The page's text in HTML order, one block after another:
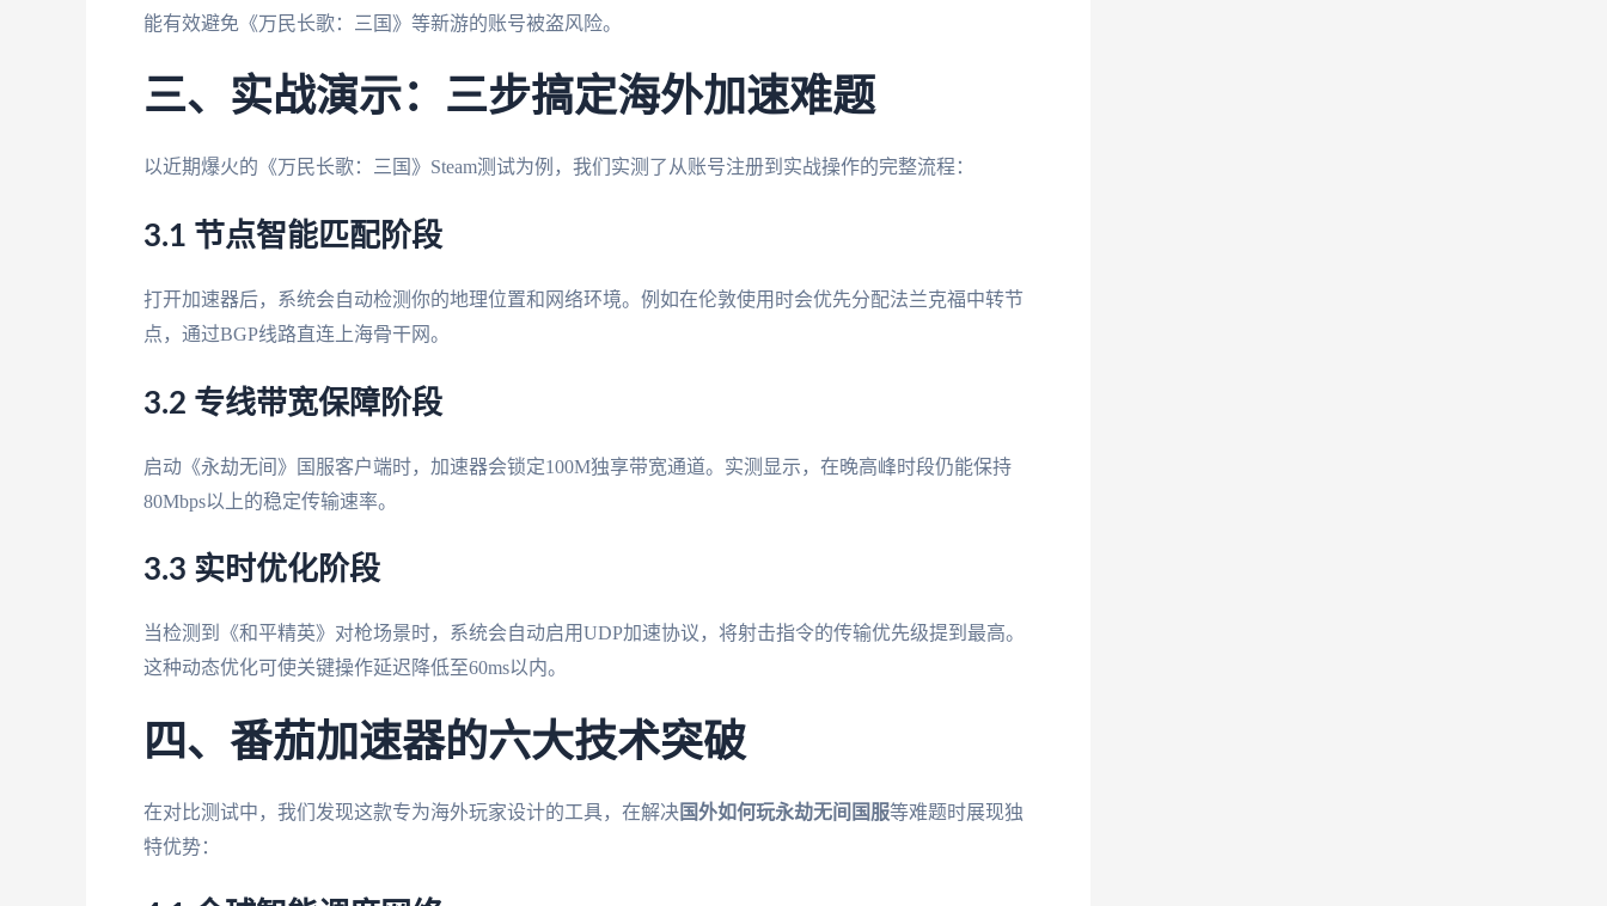
能有效避免《万民长歌：三国》等新游的账号被盗风险。
三、实战演示：三步搞定海外加速难题
以近期爆火的《万民长歌：三国》Steam测试为例，我们实测了从账号注册到实战操作的完整流程：
3.1 节点智能匹配阶段
打开加速器后，系统会自动检测你的地理位置和网络环境。例如在伦敦使用时会优先分配法兰克福中转节
点，通过BGP线路直连上海骨干网。
3.2 专线带宽保障阶段
启动《永劫无间》国服客户端时，加速器会锁定100M独享带宽通道。实测显示，在晚高峰时段仍能保持
80Mbps以上的稳定传输速率。
3.3 实时优化阶段
当检测到《和平精英》对枪场景时，系统会自动启用UDP加速协议，将射击指令的传输优先级提到最高。
这种动态优化可使关键操作延迟降低至60ms以内。
四、番茄加速器的六大技术突破
在对比测试中，我们发现这款专为海外玩家设计的工具，在解决国外如何玩永劫无间国服等难题时展现独
特优势：